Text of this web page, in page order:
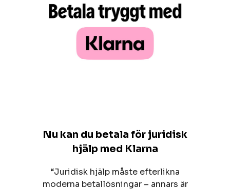
Nu kan du betala för juridisk
hjälp med Klarna
“Juridisk hjälp måste efterlikna
moderna betallösningar – annars är